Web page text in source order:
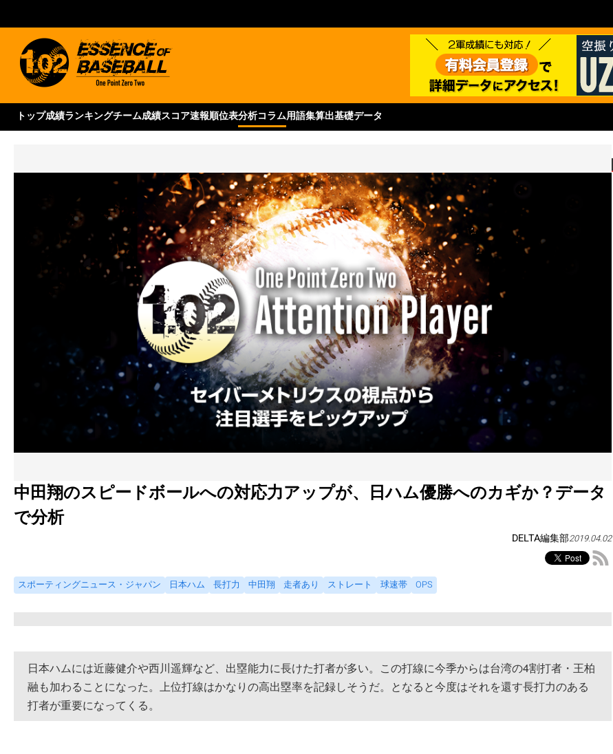
トップ成績ランキングチーム成績スコア速報順位表分析コラム用語集算出基礎データ
中田翔のスピードボールへの対応力アップが、日ハム優勝へのカギか？データ
で分析
DELTA編集部2019.04.02
スポーティングニュース・ジャパン 日本ハム 長打力 中田翔 走者あり ストレート 球速帯 OPS
日本ハムには近藤健介や西川遥輝など、出塁能力に長けた打者が多い。この打線に今季からは台湾の4割打者・王柏
融も加わることになった。上位打線はかなりの高出塁率を記録しそうだ。となると今度はそれを還す長打力のある
打者が重要になってくる。